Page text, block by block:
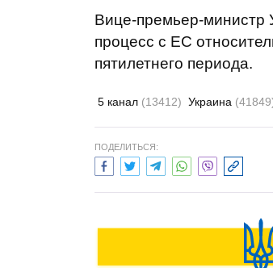
Вице-премьер-министр
процесс с ЕС
пятилетнего периода.
5 канал (13412) Украина
ПОДЕЛИТЬСЯ: